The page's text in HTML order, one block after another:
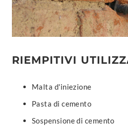
RIEMPITIVI
Malta d'iniezione
Pasta di cemento
Sospensione di cemento